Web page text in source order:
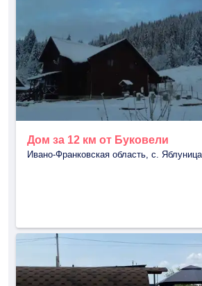
Дом за 12 км от Буковели
Ивано-Франковская область, с. Яблуница